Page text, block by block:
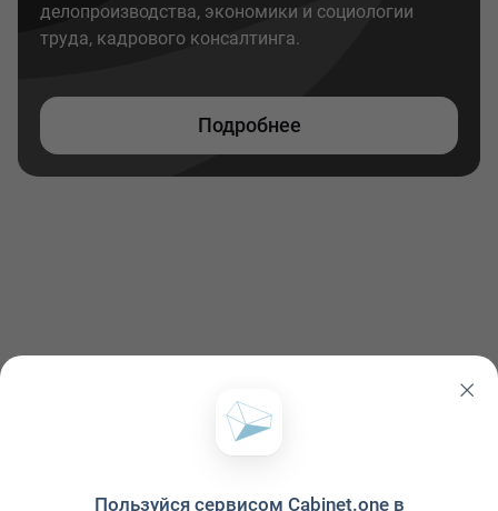
делопроизводства, экономики и социологии
труда, кадрового консалтинга.
Подробнее
Пользуйся сервисом Cabinet.one в